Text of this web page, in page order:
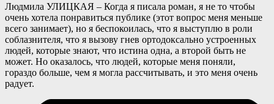
Людмила УЛИЦКАЯ – Когда я писала роман, я не то чтобы
очень хотела понравиться публике (этот вопрос меня меньше
всего занимает), но я беспокоилась, что я выступлю в роли
соблазнителя, что я вызову гнев ортодоксально устроенных
людей, которые знают, что истина одна, а второй быть не
может. Но оказалось, что людей, которые меня поняли,
гораздо больше, чем я могла рассчитывать, и это меня очень
радует.